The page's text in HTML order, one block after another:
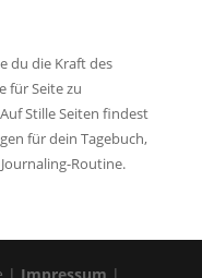
du die Kraft des
für Seite zu
Stille Seiten findest
für dein Tagebuch,
Routine.